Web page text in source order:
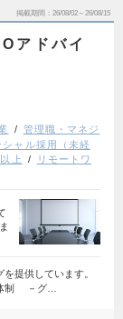
掲載期間 26/08/02～26/08/15
アドバイ
管理職・マネジ
シャル採用（未経
上
リモートワ
提供しています。
制 －グ…